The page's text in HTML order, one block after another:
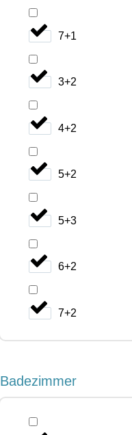
7+1
3+2
4+2
5+2
5+3
6+2
7+2
Badezimmer